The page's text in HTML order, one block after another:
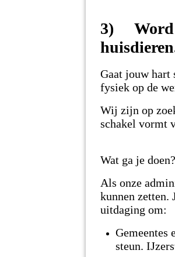
3)
Gaat jouw hart
fysiek op de
Wij zijn op
schakel vormt
Wat ga je doen?
Als onze
kunnen zetten.
uitdaging om:
Gemeentes
steun.